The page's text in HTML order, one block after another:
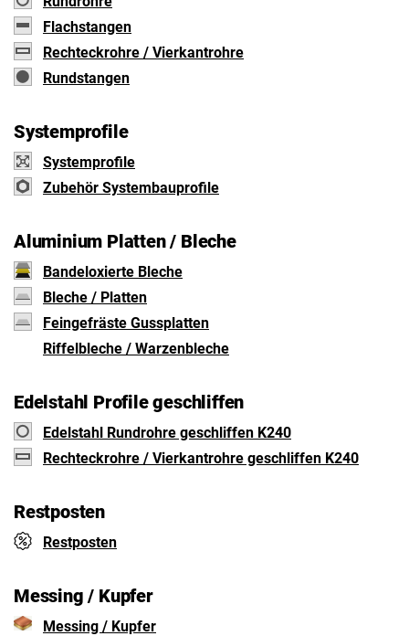
Flachstangen
Rechteckrohre / Vierkantrohre
Rundstangen
Systemprofile
Systemprofile
Zubehör Systembauprofile
Aluminium Platten / Bleche
Bandeloxierte Bleche
Bleche / Platten
Feingefräste Gussplatten
Riffelbleche / Warzenbleche
Edelstahl Profile geschliffen
Edelstahl Rundrohre geschliffen K240
Rechteckrohre / Vierkantrohre geschliffen K240
Restposten
Restposten
Messing / Kupfer
Messing / Kupfer